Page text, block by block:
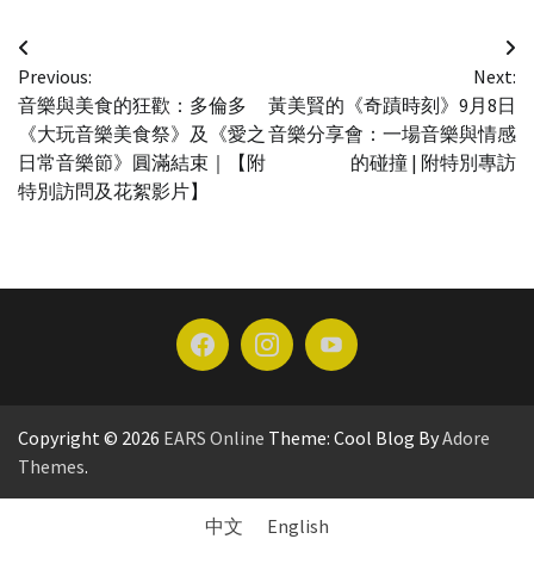
文
章
導
覽
Previous:
音樂與美食的狂歡：多倫多
《大玩音樂美食祭》及《愛之
日常音樂節》圓滿結束｜【附
特別訪問及花絮影片】
Next:
黃美賢的《奇蹟時刻》9月8日
音樂分享會：一場音樂與情感
的碰撞 | 附特別專訪
Copyright © 2026 EARS Online Theme: Cool Blog ByAdore
Themes.
中文 English